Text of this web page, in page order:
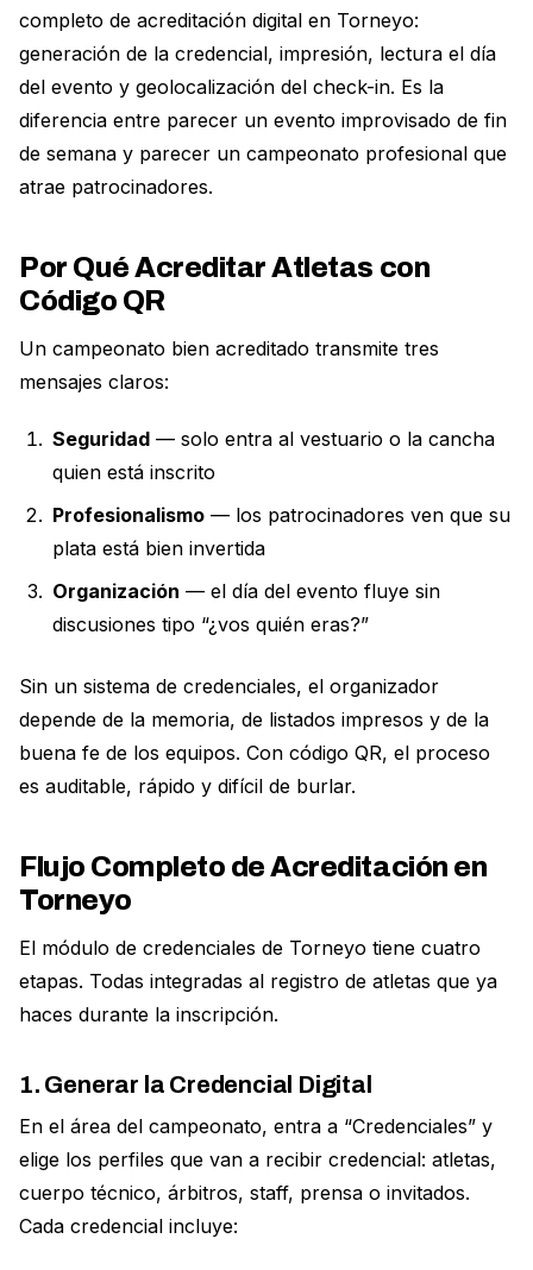
completo de acreditación digital en Torneyo:
generación de la credencial, impresión, lectura el día
del evento y geolocalización del check-in. Es la
diferencia entre parecer un evento improvisado de fin
de semana y parecer un campeonato profesional que
atrae patrocinadores.
Por Qué Acreditar Atletas con
Código QR
Un campeonato bien acreditado transmite tres
mensajes claros:
Seguridad — solo entra al vestuario o la cancha
quien está inscrito
Profesionalismo — los patrocinadores ven que su
plata está bien invertida
Organización — el día del evento fluye sin
discusiones tipo “¿vos quién eras?”
Sin un sistema de credenciales, el organizador
depende de la memoria, de listados impresos y de la
buena fe de los equipos. Con código QR, el proceso
es auditable, rápido y difícil de burlar.
Flujo Completo de Acreditación en
Torneyo
El módulo de credenciales de Torneyo tiene cuatro
etapas. Todas integradas al registro de atletas que ya
haces durante la inscripción.
1. Generar la Credencial Digital
En el área del campeonato, entra a “Credenciales” y
elige los perfiles que van a recibir credencial: atletas,
cuerpo técnico, árbitros, staff, prensa o invitados.
Cada credencial incluye: